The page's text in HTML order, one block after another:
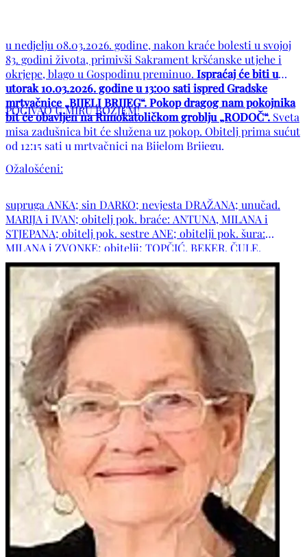
u nedjelju 08.03.2026. godine, nakon kraće bolesti u svojoj
83. godini života, primivši Sakrament kršćanske utjehe i
okrjepe, blago u Gospodinu preminuo. Ispraćaj će biti u
utorak 10.03.2026. godine u 13:00 sati ispred Gradske
mrtvačnice „BIJELI BRIJEG“. Pokop dragog nam pokojnika
bit će obavljen na Rimokatoličkom groblju „RODOČ“. Sveta
misa zadušnica bit će služena uz pokop. Obitelj prima sućut
od 12:15 sati u mrtvačnici na Bijelom Brijegu.
POČIVAO U MIRU BOŽJEM!
Ožalošćeni:
supruga ANKA; sin DARKO; nevjesta DRAŽANA; unučad.
MARIJA i IVAN; obitelj pok. braće: ANTUNA, MILANA i
STJEPANA; obitelj pok. sestre ANE; obitelji pok. šura:
MILANA i ZVONKE; obitelji; TOPČIĆ, BEKER, ČULE,
PEJKOVIĆ, DRAČE, MARKOVIĆ, DRAVEC, MARINOVIĆ,
BUMBA te ostala rodbina i prijatelji.